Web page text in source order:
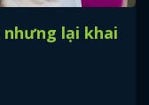
nhưng lại khai